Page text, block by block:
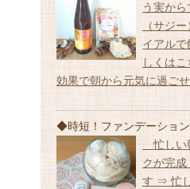
う実か
（サジ
イアル
しくは
効果で朝から元気に過ご
◆時短！ファンデーショ
忙しい
クが完
す ⇒ 忙